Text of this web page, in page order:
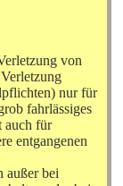
von
nur für
fahrlässiges
auch für
entgangenen
außer bei